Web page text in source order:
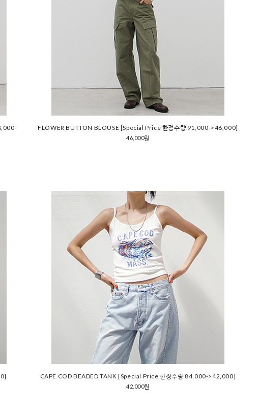
FLOWER BUTTON BLOUSE [Special Price 한정수량 91,000->46,000]
46,000원
CAPE COD BEADED TANK [Special Price 한정수량 84,000->42,000]
42,000원